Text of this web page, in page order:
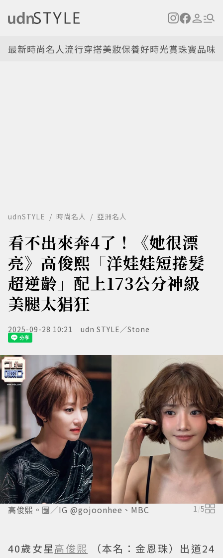
最新時尚名人流行穿搭美妝保養好時光賞珠寶品味
udnSTYLE 時尚名人 亞洲名人
看不出來奔4了！《她很漂
亮》高俊熙「洋娃娃短捲髮
超逆齡」配上173公分神級
美腿太猖狂
2025-09-28 10:21 udn STYLE／Stone
高俊熙。圖／IG @gojoonhee、MBC 1/5
40歲女星高俊熙
（本名：金恩珠）出道24